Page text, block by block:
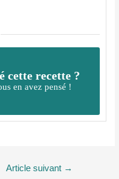
cette recette ?
en avez pensé !
Article suivant →